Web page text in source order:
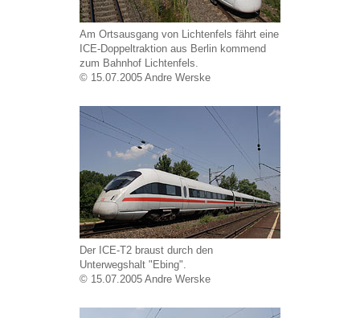
Am Ortsausgang von Lichtenfels fährt eine
ICE-Doppeltraktion aus Berlin kommend
zum Bahnhof Lichtenfels.
© 15.07.2005 Andre Werske
Der ICE-T2 braust durch den
Unterwegshalt "Ebing".
© 15.07.2005 Andre Werske